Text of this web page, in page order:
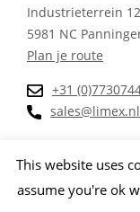
Industrieterrein
5981 NC
Plan je route
+31
sales@limex.nl
Website
This website uses
assume you're ok